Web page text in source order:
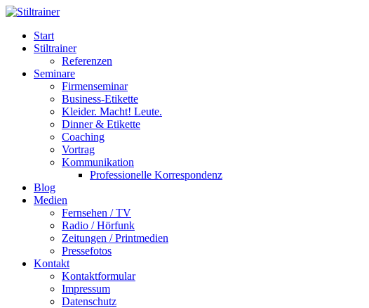
Start
Stiltrainer
Referenzen
Seminare
Firmenseminar
Business-Etikette
Kleider. Macht! Leute.
Dinner & Etikette
Coaching
Vortrag
Kommunikation
Professionelle Korrespondenz
Blog
Medien
Fernsehen / TV
Radio / Hörfunk
Zeitungen / Printmedien
Pressefotos
Kontakt
Kontaktformular
Impressum
Datenschutz